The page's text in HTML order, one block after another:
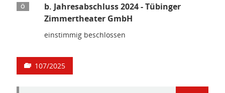
Ö
b. Jahresabschluss 2024 - Tübinger
Zimmertheater GmbH
einstimmig beschlossen
107/2025